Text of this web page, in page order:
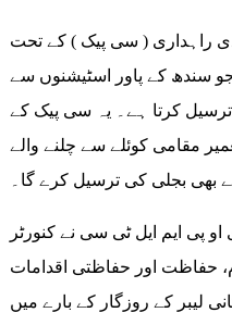
راہداری ( سی پیک ) کے تحت
سندھ کے پاور اسٹیشنوں سے
کرتا ہے۔ یہ سی پیک کے
مقامی کوئلے سے چلنے والے
بھی بجلی کی ترسیل کرے گا۔
پی ایم ایل ٹی سی نے کنورٹر
حفاظت اور حفاظتی اقدامات
لیبر کے روزگار کے بارے میں